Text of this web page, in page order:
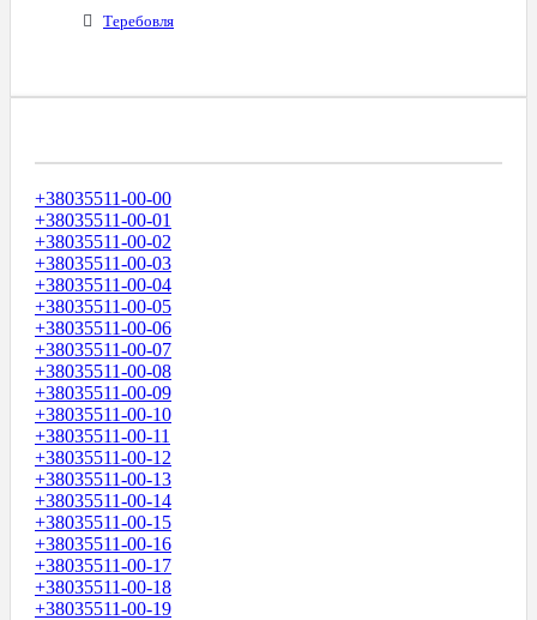
Теребовля
+38035511-00-00
+38035511-00-01
+38035511-00-02
+38035511-00-03
+38035511-00-04
+38035511-00-05
+38035511-00-06
+38035511-00-07
+38035511-00-08
+38035511-00-09
+38035511-00-10
+38035511-00-11
+38035511-00-12
+38035511-00-13
+38035511-00-14
+38035511-00-15
+38035511-00-16
+38035511-00-17
+38035511-00-18
+38035511-00-19